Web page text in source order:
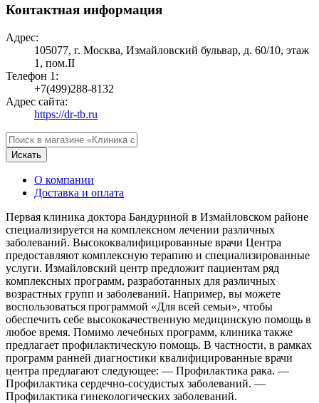
Контактная информация
Адрес:
105077, г. Москва, Измайловский бульвар, д. 60/10, этаж
1, пом.II
Телефон 1:
+7(499)288-8132
Адрес сайта:
https://dr-tb.ru
Искать
О компании
Доставка и оплата
Первая клиника доктора Бандуриной в Измайловском районе
специализируется на комплексном лечении различных
заболеваний. Высококвалифицированные врачи Центра
предоставляют комплексную терапию и специализированные
услуги. Измайловский центр предложит пациентам ряд
комплексных программ, разработанных для различных
возрастных групп и заболеваний. Например, вы можете
воспользоваться программой «Для всей семьи», чтобы
обеспечить себе высококачественную медицинскую помощь в
любое время. Помимо лечебных программ, клиника также
предлагает профилактическую помощь. В частности, в рамках
программ ранней диагностики квалифицированные врачи
центра предлагают следующее: — Профилактика рака. —
Профилактика сердечно-сосудистых заболеваний. —
Профилактика гинекологических заболеваний.